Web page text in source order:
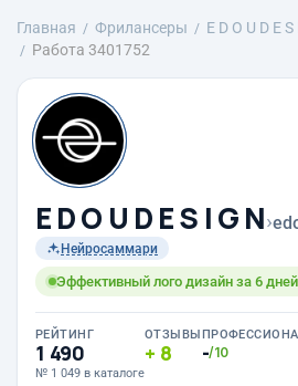
Главная Фрилансеры E D O U D E S
Работа 3401752
E D O U D E S I G N›
Нейросаммари
Эффективный лого дизайн за 6 дней
РЕЙТИНГ
1 490
№ 1 049 в каталоге
ОТЗЫВЫ
8 -/10